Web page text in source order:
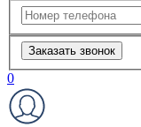
Заказать звонок
0